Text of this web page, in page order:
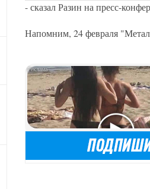
- сказал Разин на пресс-
Напомним, 24 февраля